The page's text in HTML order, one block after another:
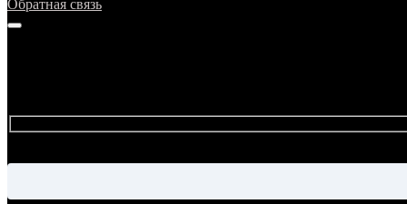
Обратная связь